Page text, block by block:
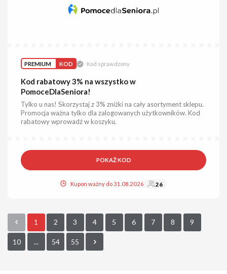
PREMIUM KOD Kod sprawdzony
Kod rabatowy 3% na wszystko w
PomoceDlaSeniora!
Tylko u nas! Skorzystaj z 3% zniżki na cały asortyment sklepu.
Promocja ważna tylko dla zalogowanych użytkowników. Kod
rabatowy wprowadź w koszyku.
POKAŻ KOD
Kupon ważny do 31.08.2026 26
1 2 3 4 5 6 7 8 9
10 ... 54 55